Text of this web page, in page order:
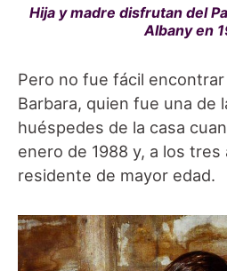
Hija y madre disfrutan del
Albany en
Pero no fue fácil
Barbara, quien fue una de
huéspedes de la casa
enero de 1988 y, a los
residente de mayor edad.